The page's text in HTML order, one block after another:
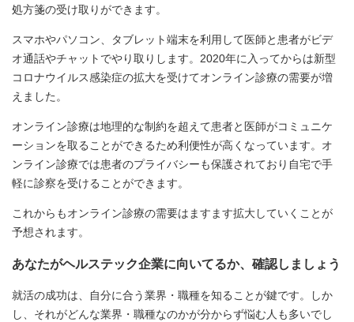
処方箋の受け取りができます。
スマホやパソコン、タブレット端末を利用して医師と患者がビデ
オ通話やチャットでやり取りします。2020年に入ってからは新型
コロナウイルス感染症の拡大を受けてオンライン診療の需要が増
えました。
オンライン診療は地理的な制約を超えて患者と医師がコミュニケ
ーションを取ることができるため利便性が高くなっています。オ
ンライン診療では患者のプライバシーも保護されており自宅で手
軽に診察を受けることができます。
これからもオンライン診療の需要はますます拡大していくことが
予想されます。
あなたがヘルステック企業に向いてるか、確認しましょう
就活の成功は、自分に合う業界・職種を知ることが鍵です。しか
し、それがどんな業界・職種なのかが分からず悩む人も多いでし